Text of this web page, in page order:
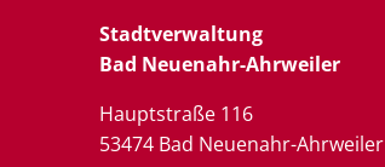
Stadtverwaltung
Bad Neuenahr-Ahrweiler
Hauptstraße 116
53474 Bad Neuenahr-Ahrweiler